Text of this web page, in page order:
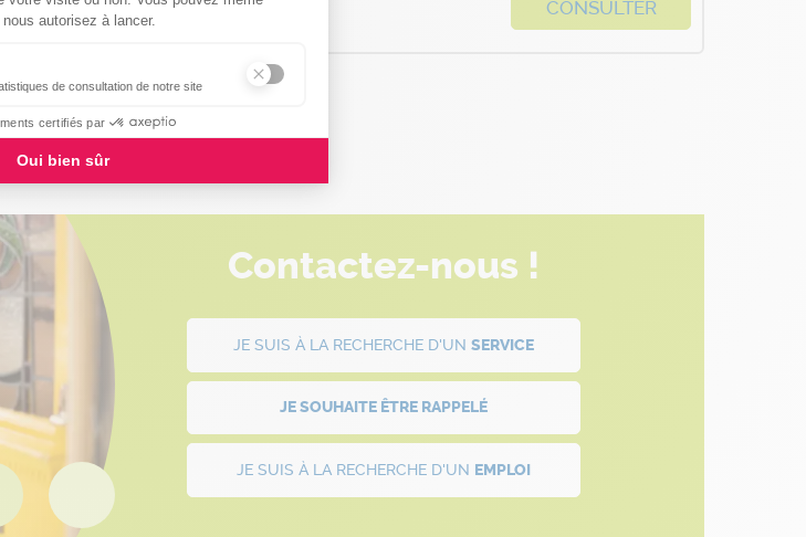
CONSULTER
34 35 36 37 38 44
Contactez-nous !
JE SUIS À LA RECHERCHE D'UN SERVICE
JE SOUHAITE ÊTRE RAPPELÉ
JE SUIS À LA RECHERCHE D'UN EMPLOI
autorisez à lancer.
de consultation de notre site
certifiés par
Oui bien sûr
consent